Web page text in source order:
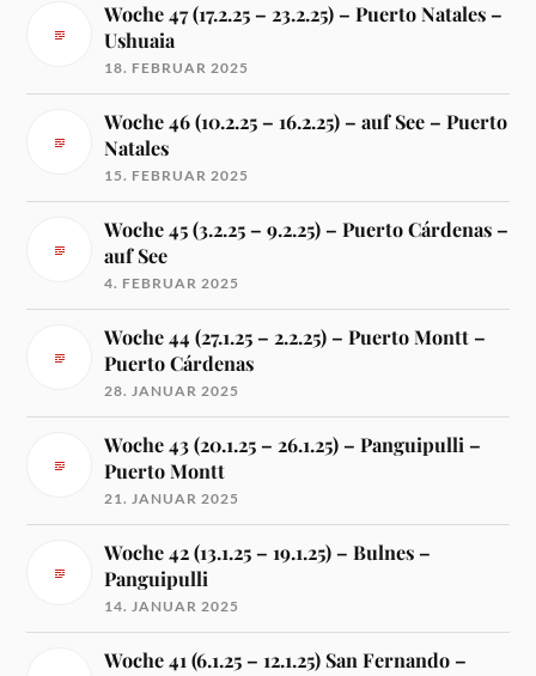
Woche 47 (17.2.25 – 23.2.25) – Puerto Natales –
Ushuaia
18. FEBRUAR 2025
Woche 46 (10.2.25 – 16.2.25) – auf See – Puerto
Natales
15. FEBRUAR 2025
Woche 45 (3.2.25 – 9.2.25) – Puerto Cárdenas –
auf See
4. FEBRUAR 2025
Woche 44 (27.1.25 – 2.2.25) – Puerto Montt –
Puerto Cárdenas
28. JANUAR 2025
Woche 43 (20.1.25 – 26.1.25) – Panguipulli –
Puerto Montt
21. JANUAR 2025
Woche 42 (13.1.25 – 19.1.25) – Bulnes –
Panguipulli
14. JANUAR 2025
Woche 41 (6.1.25 – 12.1.25) San Fernando –